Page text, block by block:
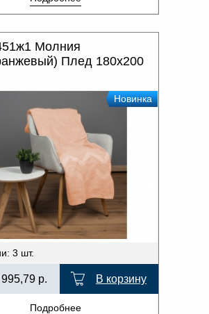
Молния
Плед 180х200
Новинка
3 шт.
995,79 р. В корзину
Подробнее